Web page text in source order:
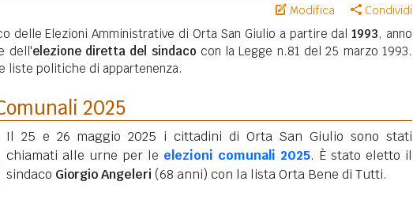
Modifica Condividi
delle Elezioni Amministrative di Orta San Giulio a partire dal1993, anno
dell'elezione diretta del sindaco con la Legge n.81 del 25 marzo 1993.
liste politiche di appartenenza.
2025
Il 25 e 26 maggio 2025 i cittadini di Orta San Giulio sono stati
chiamati alle urne per le elezioni comunali 2025. È stato eletto il
sindaco Giorgio Angeleri (68 anni) con la lista Orta Bene di Tutti.